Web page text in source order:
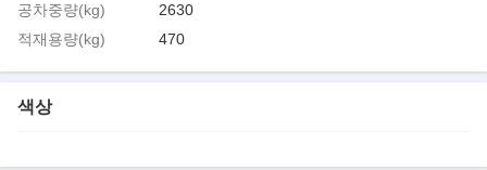
공차중량(kg)
2630
적재용량(kg)
470
색상